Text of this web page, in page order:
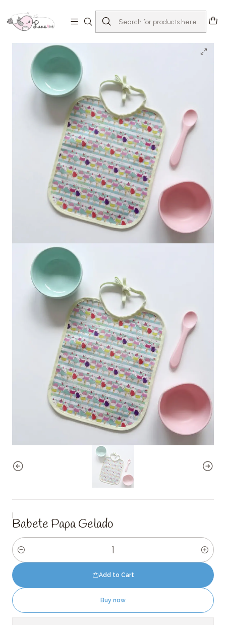
Acessórios Babetes Babete Papa Gelado
|
Babete Papa Gelado
Quantity
Add to Cart
Buy now